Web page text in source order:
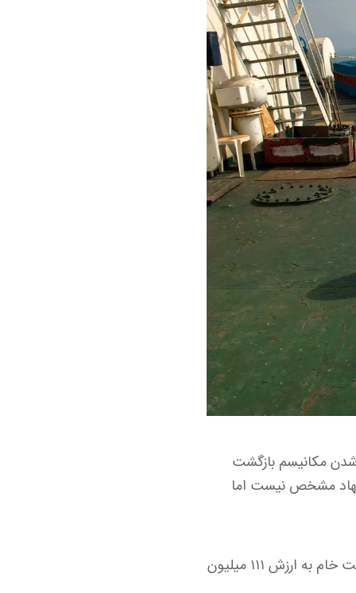
مکانیسم بازگشت
مشخص نیست اما
یک هفته پیش، آمار رسمی وزارت بازرگانی و صنعت هند نشان داد که دهلی‌نو یک محموله نفت خام به ارزش ۱۱۱ میلیون